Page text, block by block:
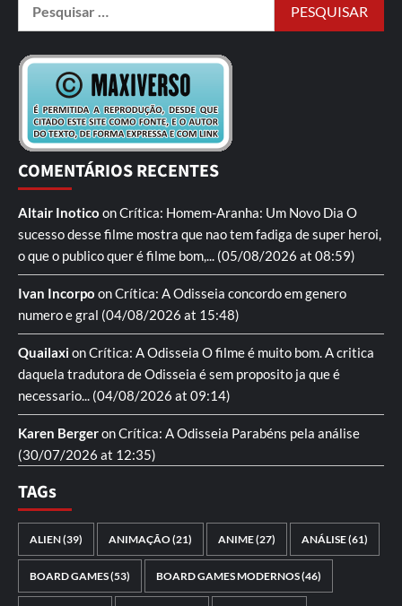
COMENTÁRIOS RECENTES
Altair Inotico onCrítica: Homem-Aranha: Um Novo Dia O
sucesso desse filme mostra que nao tem fadiga de super heroi,
o que o publico quer é filme bom,... (05/08/2026 at 08:59)
Ivan Incorpo onCrítica: A Odisseia concordo em genero
numero e gral (04/08/2026 at 15:48)
QuailaxionCrítica: A Odisseia O filme é muito bom. A critica
daquela tradutora de Odisseia é sem proposito ja que é
necessario... (04/08/2026 at 09:14)
Karen BergeronCrítica: A Odisseia Parabéns pela análise
(30/07/2026 at 12:35)
TAGs
ALIEN(39) ANIMAÇÃO(21) ANIME(27) ANÁLISE(61)
BOARD GAMES(53) BOARD GAMES MODERNOS(46)